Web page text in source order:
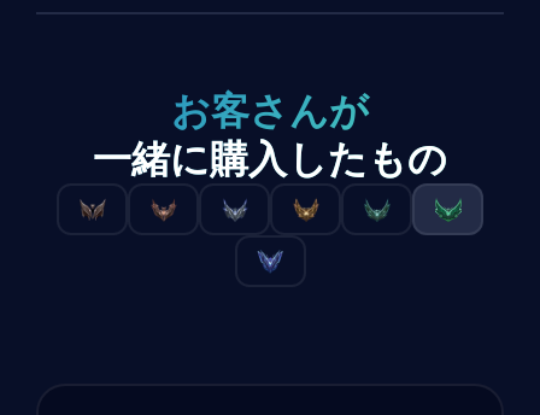
お客さんが
一緒に購入したもの